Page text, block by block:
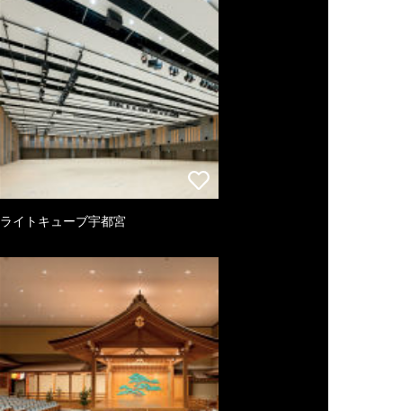
ライトキューブ宇都宮